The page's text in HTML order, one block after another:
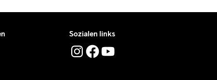
Sozialen links